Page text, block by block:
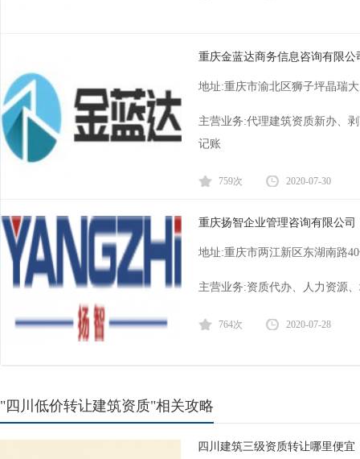
重庆金蓝达商务信息咨询有限公
地址:重庆市渝北区狮子坪晶瑞
主营业务:代理建筑资质新办、
记账
759次 2020-07-30
重庆扬智企业管理咨询有限公司
地址:重庆市两江新区东湖南路
主营业务:资质代办、人力资源
764次 2020-07-28
"四川低价转让建筑资质"相关攻略
四川建筑三级资质转让哪里便宜